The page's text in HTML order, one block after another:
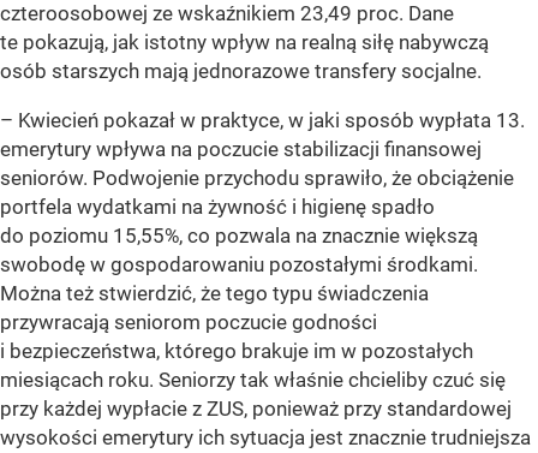
czteroosobowej ze wskaźnikiem 23,49 proc. Dane
te pokazują, jak istotny wpływ na realną siłę nabywczą
osób starszych mają jednorazowe transfery socjalne.
– Kwiecień pokazał w praktyce, w jaki sposób wypłata 13.
emerytury wpływa na poczucie stabilizacji finansowej
seniorów. Podwojenie przychodu sprawiło, że obciążenie
portfela wydatkami na żywność i higienę spadło
do poziomu 15,55%, co pozwala na znacznie większą
swobodę w gospodarowaniu pozostałymi środkami.
Można też stwierdzić, że tego typu świadczenia
przywracają seniorom poczucie godności
i bezpieczeństwa, którego brakuje im w pozostałych
miesiącach roku. Seniorzy tak właśnie chcieliby czuć się
przy każdej wypłacie z ZUS, ponieważ przy standardowej
wysokości emerytury ich sytuacja jest znacznie trudniejsza